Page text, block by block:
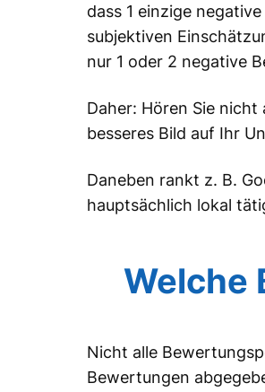
dass 1 einzige
subjektiven
nur 1 oder 2 negative
Daher: Hören Sie
besseres Bild auf Ihr
Daneben rankt z. B.
hauptsächlich lokal
Welche
Nicht alle
Bewertungen